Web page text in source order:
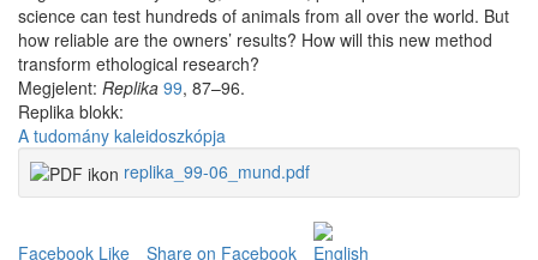
science can test hundreds of animals from all over the world. But
how reliable are the owners’ results? How will this new method
transform ethological research?
Megjelent: Replika 99, 87–96.
Replika blokk:
A tudomány kaleidoszkópja
replika_99-06_mund.pdf
Facebook Like Share on Facebook